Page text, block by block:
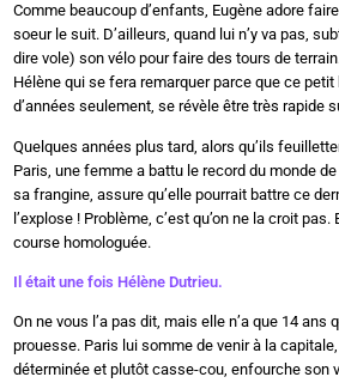
Comme beaucoup d’enfants, Eugène adore
soeur le suit. D’ailleurs, quand lui n’y va pas,
dire vole) son vélo pour faire des tours de
Hélène qui se fera remarquer parce que ce
d’années seulement, se révèle être très rapide
Quelques années plus tard, alors qu’ils
Paris, une femme a battu le record du monde
sa frangine, assure qu’elle pourrait battre ce
l’explose ! Problème, c’est qu’on ne la croit
course homologuée.
Il était une fois Hélène Dutrieu.
On ne vous l’a pas dit, mais elle n’a que 14
prouesse. Paris lui somme de venir à la
déterminée et plutôt casse-cou, enfourche son